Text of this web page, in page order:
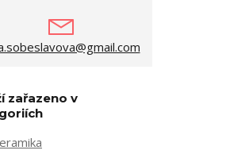
zařazeno v